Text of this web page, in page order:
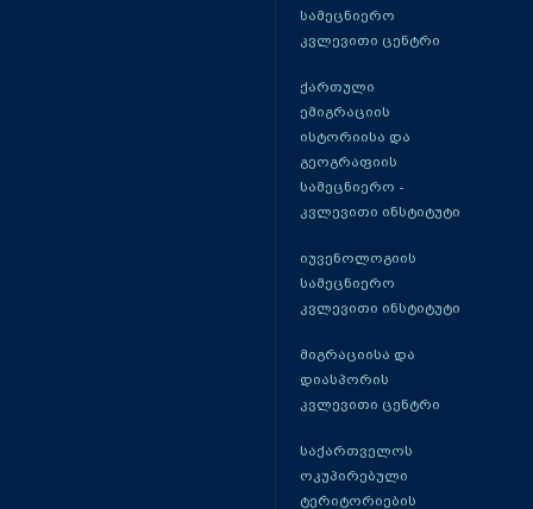
სამეცნიერო
კვლევითი ცენტრი
ქართული
ემიგრაციის
ისტორიისა და
გეოგრაფიის
სამეცნიერო -
კვლევითი ინსტიტუტი
იუვენოლოგიის
სამეცნიერო
კვლევითი ინსტიტუტი
მიგრაციისა და
დიასპორის
კვლევითი ცენტრი
საქართველოს
ოკუპირებული
ტერიტორიების